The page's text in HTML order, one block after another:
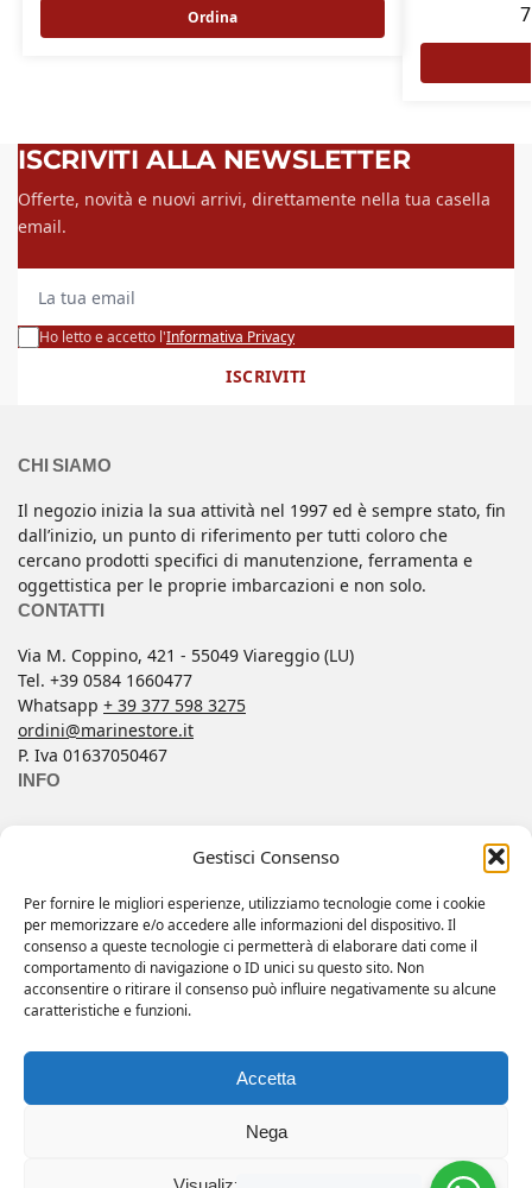
Gestisci Consenso
Per fornire le migliori esperienze, utilizziamo tecnologie come i cookie
per memorizzare e/o accedere alle informazioni del dispositivo. Il
consenso a queste tecnologie ci permetterà di elaborare dati come il
comportamento di navigazione o ID unici su questo sito. Non
acconsentire o ritirare il consenso può influire negativamente su alcune
caratteristiche e funzioni.
Accetta
Nega
Ordina
ISCRIVITI ALLA NEWSLETTER
Offerte, novità e nuovi arrivi, direttamente nella tua casella
email.
Ho letto e accetto l'Informativa Privacy
ISCRIVITI
CHI SIAMO
Il negozio inizia la sua attività nel 1997 ed è sempre stato, fin
dall’inizio, un punto di riferimento per tutti coloro che
cercano prodotti specifici di manutenzione, ferramenta e
oggettistica per le proprie imbarcazioni e non solo.
CONTATTI
Via M. Coppino, 421 - 55049 Viareggio (LU)
Tel. +39 0584 1660477
Whatsapp + 39 377 598 3275
ordini@marinestore.it
P. Iva 01637050467
INFO
FAQ
Informativa Privacy
Il mio account
Wishlist
Copyright 2025 © All rights reserved.